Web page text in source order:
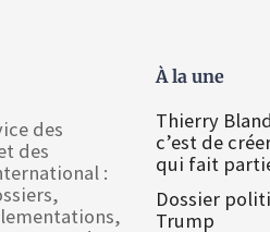
des
des
:
À la une
Thierry
c’est de
qui fait
Dossier
Trump